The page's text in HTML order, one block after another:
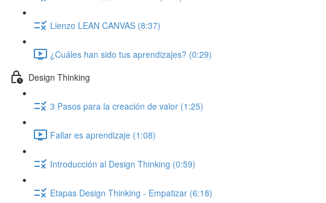
Lienzo LEAN CANVAS (8:37)
¿Cuáles han sido tus aprendizajes? (0:29)
Design Thinking
3 Pasos para la creación de valor (1:25)
Fallar es aprendizaje (1:08)
Introducción al Design Thinking (0:59)
Etapas Design Thinking - Empatizar (6:18)